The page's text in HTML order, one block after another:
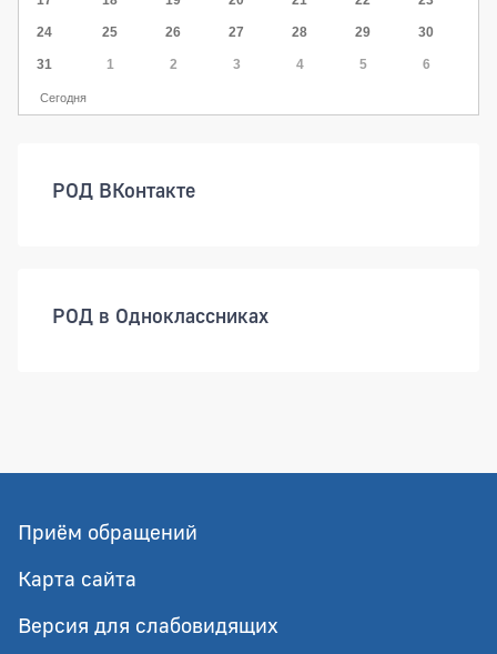
24 25 26 27 28 29 30
31 1 2 3 4 5 6
Сегодня
РОД ВКонтакте
РОД в Одноклассниках
Приём обращений
Карта сайта
Версия для слабовидящих